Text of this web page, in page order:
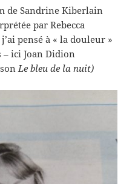
de Sandrine Kiberlain
par Rebecca
pensé à « la douleur »
– ici Joan Didion
sonLe bleu de la nuit)